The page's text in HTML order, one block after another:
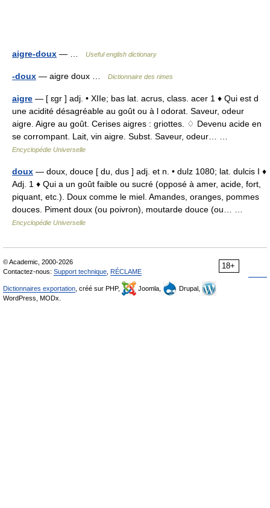
aigre-doux — … Useful english dictionary
-doux — aigre doux … Dictionnaire des rimes
aigre — [ ɛgr ] adj. • XIIe; bas lat. acrus, class. acer 1 ♦ Qui est d
une acidité désagréable au goût ou à l odorat. Saveur, odeur
aigre. Aigre au goût. Cerises aigres : griottes. ♢ Devenu acide en
se corrompant. Lait, vin aigre. Subst. Saveur, odeur… …
Encyclopédie Universelle
doux — doux, douce [ du, dus ] adj. et n. • dulz 1080; lat. dulcis I ♦
Adj. 1 ♦ Qui a un goût faible ou sucré (opposé à amer, acide, fort,
piquant, etc.). Doux comme le miel. Amandes, oranges, pommes
douces. Piment doux (ou poivron), moutarde douce (ou… …
Encyclopédie Universelle
18+
© Academic, 2000-2026
Contactez-nous: Support technique RÉCLAME
Dictionnaires exportation , créé sur PHP, Joomla,
Drupal,
WordPress, MODx.